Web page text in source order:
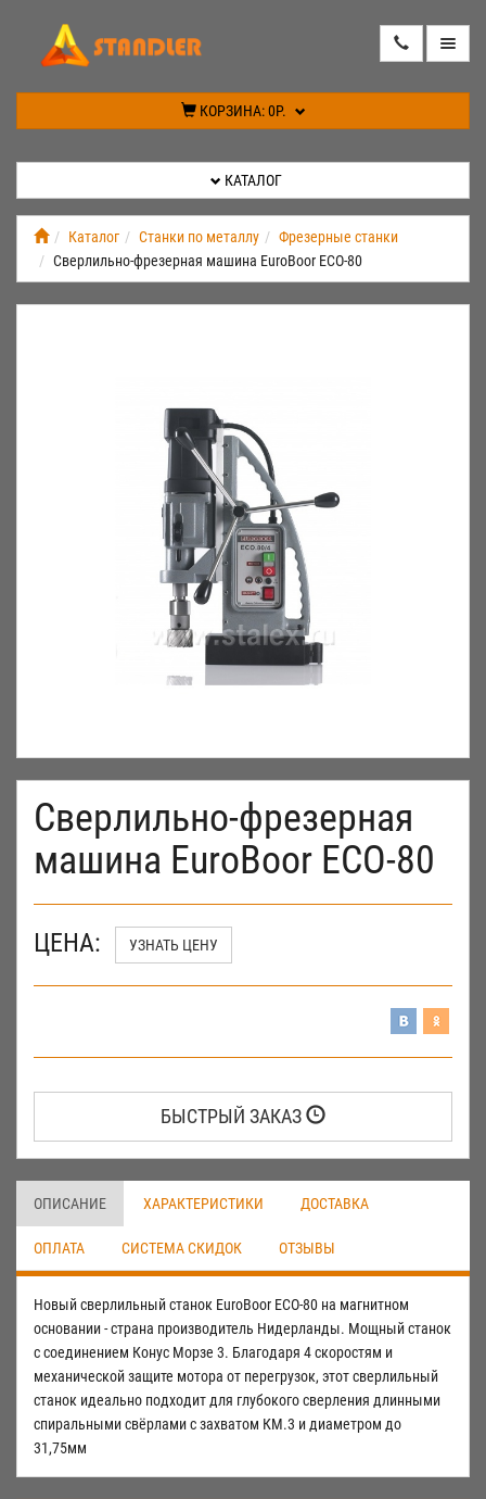
КОРЗИНА:0Р.
СПЕЦПРЕДЛОЖЕНИЕ
КАТАЛОГ
Каталог Станки по металлу
Фрезерные станки
Cверлильно-фрезерная машина EuroBoor ECO-80
Cверлильно-фрезерная
машина EuroBoor ECO-80
ЦЕНА: УЗНАТЬ ЦЕНУ
БЫСТРЫЙ ЗАКАЗ
ОПИСАНИЕ ХАРАКТЕРИСТИКИ ДОСТАВКА
ОПЛАТА СИСТЕМА СКИДОК ОТЗЫВЫ
Новый сверлильный станок EuroBoor ECO-80 на магнитном
основании - страна производитель Нидерланды. Мощный станок
с соединением Конус Морзе 3. Благодаря 4 скоростям и
механической защите мотора от перегрузок, этот сверлильный
станок идеально подходит для глубокого сверления длинными
спиральными свёрлами с захватом КМ.3 и диаметром до
31,75мм